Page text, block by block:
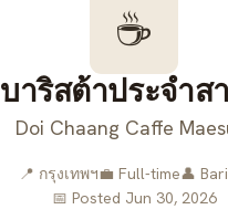
☕
บาริสต้าประจำส
Doi Chaang Caffe
📍 กรุงเทพฯ💼 Full-time👤
📅 Posted Jun 30, 2026